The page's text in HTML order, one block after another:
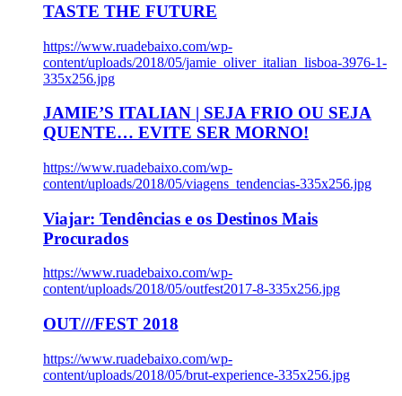
TASTE THE FUTURE
https://www.ruadebaixo.com/wp-
content/uploads/2018/05/jamie_oliver_italian_lisboa-3976-1-
335x256.jpg
JAMIE’S ITALIAN | SEJA FRIO OU SEJA
QUENTE… EVITE SER MORNO!
https://www.ruadebaixo.com/wp-
content/uploads/2018/05/viagens_tendencias-335x256.jpg
Viajar: Tendências e os Destinos Mais
Procurados
https://www.ruadebaixo.com/wp-
content/uploads/2018/05/outfest2017-8-335x256.jpg
OUT///FEST 2018
https://www.ruadebaixo.com/wp-
content/uploads/2018/05/brut-experience-335x256.jpg